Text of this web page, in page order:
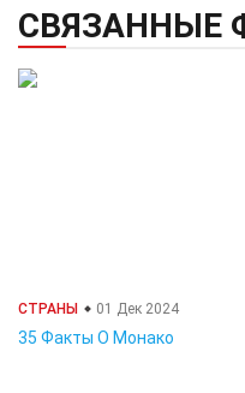
СВЯЗАННЫЕ
СТРАНЫ 01 Дек 2024
35 Факты О Монако